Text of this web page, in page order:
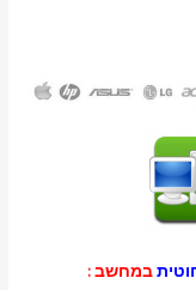
במחשב :